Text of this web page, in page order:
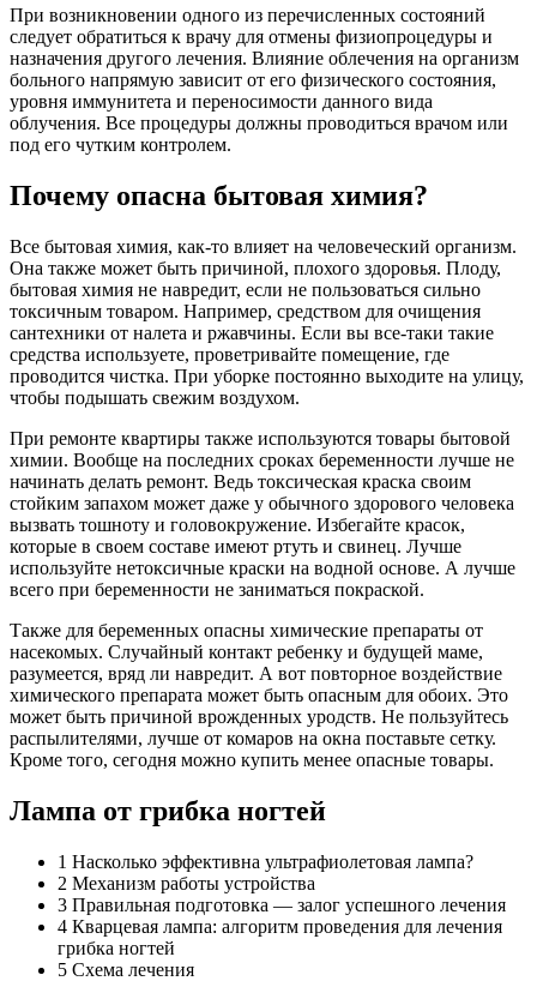
При возникновении одного из перечисленных состояний
следует обратиться к врачу для отмены физиопроцедуры и
назначения другого лечения. Влияние облечения на организм
больного напрямую зависит от его физического состояния,
уровня иммунитета и переносимости данного вида
облучения. Все процедуры должны проводиться врачом или
под его чутким контролем.
Почему опасна бытовая химия?
Все бытовая химия, как-то влияет на человеческий организм.
Она также может быть причиной, плохого здоровья. Плоду,
бытовая химия не навредит, если не пользоваться сильно
токсичным товаром. Например, средством для очищения
сантехники от налета и ржавчины. Если вы все-таки такие
средства используете, проветривайте помещение, где
проводится чистка. При уборке постоянно выходите на улицу,
чтобы подышать свежим воздухом.
При ремонте квартиры также используются товары бытовой
химии. Вообще на последних сроках беременности лучше не
начинать делать ремонт. Ведь токсическая краска своим
стойким запахом может даже у обычного здорового человека
вызвать тошноту и головокружение. Избегайте красок,
которые в своем составе имеют ртуть и свинец. Лучше
используйте нетоксичные краски на водной основе. А лучше
всего при беременности не заниматься покраской.
Также для беременных опасны химические препараты от
насекомых. Случайный контакт ребенку и будущей маме,
разумеется, вряд ли навредит. А вот повторное воздействие
химического препарата может быть опасным для обоих. Это
может быть причиной врожденных уродств. Не пользуйтесь
распылителями, лучше от комаров на окна поставьте сетку.
Кроме того, сегодня можно купить менее опасные товары.
Лампа от грибка ногтей
1 Насколько эффективна ультрафиолетовая лампа?
2 Механизм работы устройства
3 Правильная подготовка — залог успешного лечения
4 Кварцевая лампа: алгоритм проведения для лечения
грибка ногтей
5 Схема лечения